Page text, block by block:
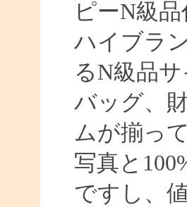
ピーN級
ハイブラ
るN級品
バッグ、
ムが揃っ
写真と
ですし、